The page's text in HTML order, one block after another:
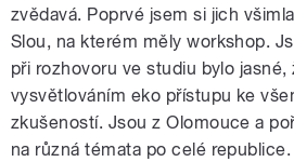
zvědavá. Poprvé jsem si jich
Slou, na kterém měly workshop.
při rozhovoru ve studiu bylo jasné,
vysvětlováním eko přístupu ke
zkušeností. Jsou z Olomouce a
na různá témata po celé